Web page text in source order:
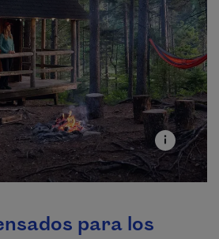
para los